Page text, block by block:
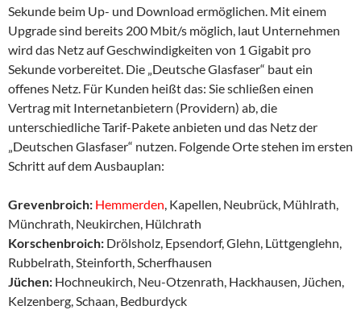
Sekunde beim Up- und Download ermöglichen. Mit einem
Upgrade sind bereits 200 Mbit/s möglich, laut Unternehmen
wird das Netz auf Geschwindigkeiten von 1 Gigabit pro
Sekunde vorbereitet. Die „Deutsche Glasfaser“ baut ein
offenes Netz. Für Kunden heißt das: Sie schließen einen
Vertrag mit Internetanbietern (Providern) ab, die
unterschiedliche Tarif-Pakete anbieten und das Netz der
„Deutschen Glasfaser“ nutzen. Folgende Orte stehen im ersten
Schritt auf dem Ausbauplan:
Grevenbroich: Hemmerden , Kapellen, Neubrück, Mühlrath,
Münchrath, Neukirchen, Hülchrath
Korschenbroich: Drölsholz, Epsendorf, Glehn, Lüttgenglehn,
Rubbelrath, Steinforth, Scherfhausen
Jüchen: Hochneukirch, Neu-Otzenrath, Hackhausen, Jüchen,
Kelzenberg, Schaan, Bedburdyck